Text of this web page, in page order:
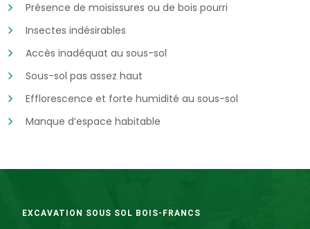
Présence de moisissures ou de bois pourri
Insectes indésirables
Accès inadéquat au sous-sol
Sous-sol pas assez haut
Efflorescence et forte humidité au sous-sol
Manque d’espace habitable
EXCAVATION SOUS SOL BOIS-FRANCS